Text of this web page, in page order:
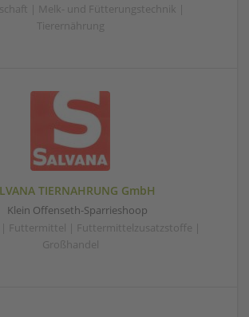
| Melk- und Fütterungstechnik |
Tierernährung
TIERNAHRUNG GmbH
Klein Offenseth-Sparrieshoop
| Futtermittel | Futtermittelzusatzstoffe |
Großhandel